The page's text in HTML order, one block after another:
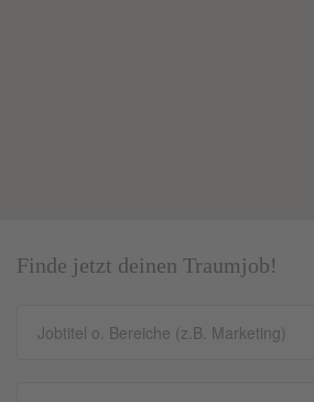
Finde jetzt deinen Traumjob!